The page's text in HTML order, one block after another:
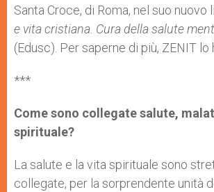
Santa Croce, di Roma, nel suo nuovo
e vita cristiana. Cura della salute
(Edusc). Per saperne di più, ZENIT lo
***
Come sono collegate salute,
spirituale?
La salute e la vita spirituale sono
collegate, per la sorprendente unità